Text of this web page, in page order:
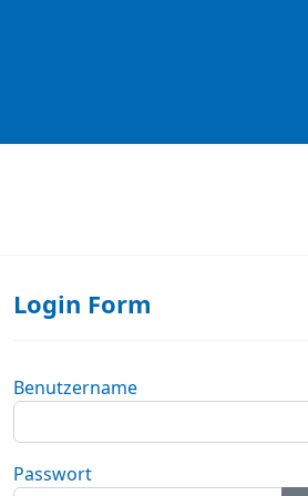
Login Form
Benutzername
Passwort